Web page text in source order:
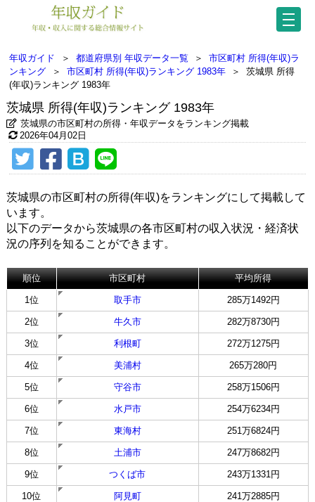
年収ガイド ＞ 都道府県別 年収データ一覧 ＞
市区町村 所得(年収)ラ
ンキング
＞ 市区町村 所得(年収)ランキング 1983年 ＞
茨城県 所得
(年収)ランキング 1983年
茨城県 所得(年収)ランキング 1983年
茨城県の市区町村の所得・年収データをランキング掲載
2026年04月02日
茨城県の市区町村の所得(年収)をランキングにして掲載して
います。
以下のデータから茨城県の各市区町村の収入状況・経済状
況の序列を知ることができます。
順位 市区町村 平均所得
1位 取手市 285万1492円
2位 牛久市 282万8730円
3位 利根町 272万1275円
4位 美浦村 265万280円
5位 守谷市 258万1506円
6位 水戸市 254万6234円
7位 東海村 251万6824円
8位 土浦市 247万8682円
9位 つくば市 243万1331円
10位 阿見町 241万2885円